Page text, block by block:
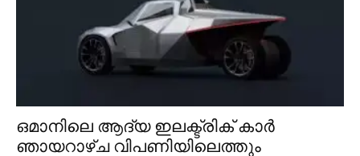
ഒമാനിലെ ആദ്യ ഇലക്ട്രിക് കാർ
ഞായറാഴ്ച വിപണിയിലെത്തും